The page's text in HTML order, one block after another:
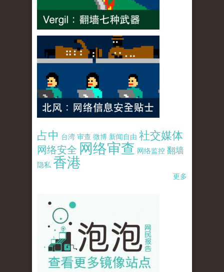
占中 台湾 审查 微博 新闻自由 社交媒体
网络安全 网络审查 网络监控 翻墙
隐私 香港
更多
pao-pao-banner-mirror-site-120814.jpg